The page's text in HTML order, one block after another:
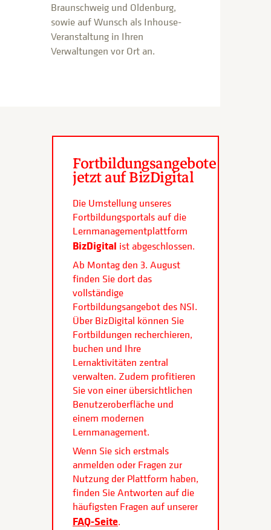
Braunschweig und Oldenburg,
sowie auf Wunsch als Inhouse-
Veranstaltung in Ihren
Verwaltungen vor Ort an.
Fortbildungsangebote
jetzt auf BizDigital
Die Umstellung unseres
Fortbildungsportals auf die
Lernmanagementplattform
BizDigital ist abgeschlossen.
Ab Montag den 3. August
finden Sie dort das
vollständige
Fortbildungsangebot des NSI.
Über BizDigital können Sie
Fortbildungen recherchieren,
buchen und Ihre
Lernaktivitäten zentral
verwalten. Zudem profitieren
Sie von einer übersichtlichen
Benutzeroberfläche und
einem modernen
Lernmanagement.
Wenn Sie sich erstmals
anmelden oder Fragen zur
Nutzung der Plattform haben,
finden Sie Antworten auf die
häufigsten Fragen auf unserer
FAQ-Seite.